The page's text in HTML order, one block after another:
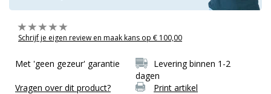
Schrijf je eigen review en maak kans op € 100,00
Met 'geen gezeur' garantie
Levering binnen 1-2
dagen
Vragen over dit product?
Print artikel